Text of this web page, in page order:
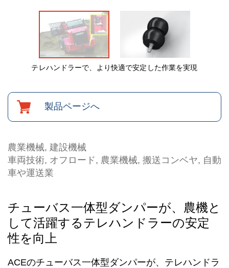
テレハンドラーで、より快適で安定した作業を実現
製品ページへ
農業機械, 建設機械
車両技術, オフロード, 農業機械, 搬送コンベヤ, 自動
車や運送業
チューバス一体型ダンパーが、農機と
して活躍するテレハンドラーの安定
性を向上
ACEのチューバス一体型ダンパーが、テレハンドラ